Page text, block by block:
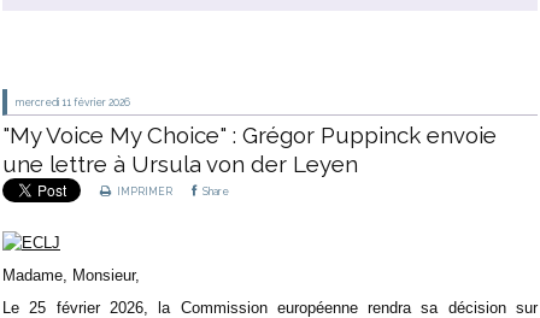
mercredi 11 février 2026
"My Voice My Choice" : Grégor Puppinck envoie
une lettre à Ursula von der Leyen
IMPRIMER Share
Madame, Monsieur,
Le 25 février 2026, la Commission européenne rendra sa décision sur